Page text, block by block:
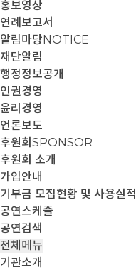
홍보영상
연례보고서
알림마당NOTICE
재단알림
행정정보공개
인권경영
윤리경영
언론보도
후원회 SPONSOR
후원회 소개
가입안내
기부금 모집현황 및 사용실적
공연스케쥴
공연검색
전체메뉴
기관소개